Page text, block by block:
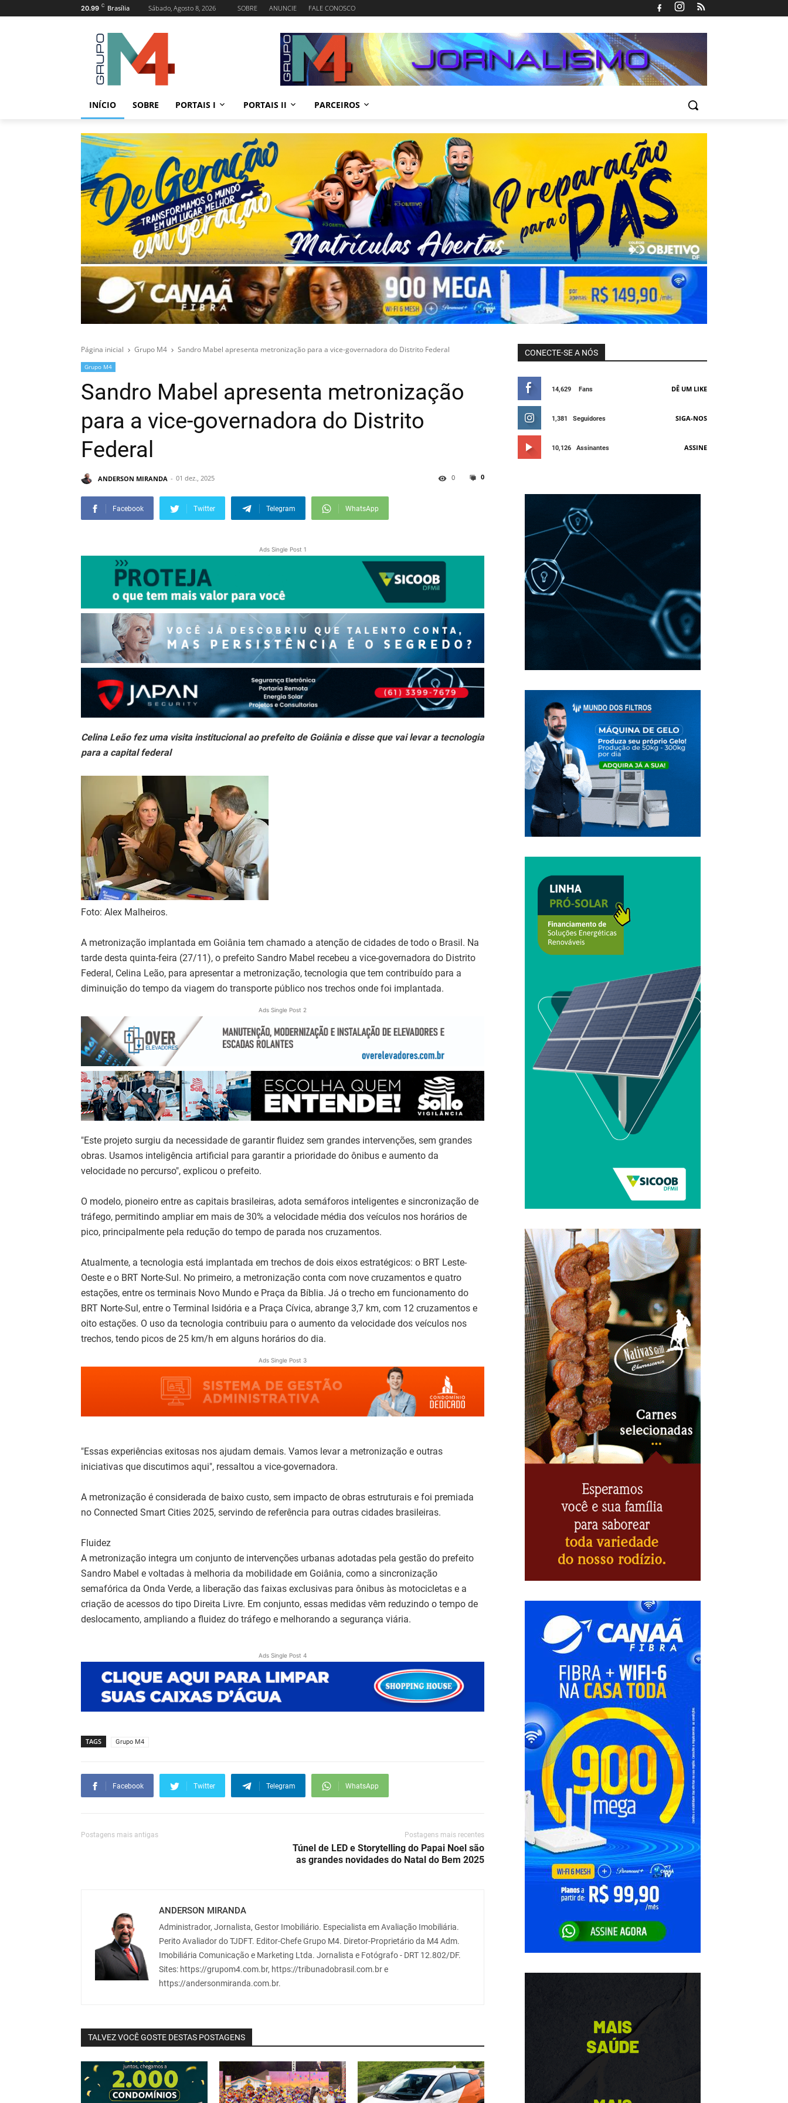
20.99 C Brasília Sábado, Agosto 8, 2026 SOBRE ANUNCIE FALE CONOSCO
INÍCIO SOBRE PORTAIS I PORTAIS II PARCEIROS
Página inicial Grupo M4 Sandro Mabel apresenta metronização para a vice-governadora do Distrito Federal
Grupo M4
Sandro Mabel apresenta metronização
para a vice-governadora do Distrito
Federal
ANDERSON MIRANDA 01 dez., 2025 0
0
Facebook Twitter Telegram WhatsApp
Ads Single Post 1
Celina Leão fez uma visita institucional ao prefeito de Goiânia e disse que vai levar a tecnologia
para a capital federal
Foto: Alex Malheiros.
A metronização implantada em Goiânia tem chamado a atenção de cidades de todo o Brasil. Na
tarde desta quinta-feira (27/11), o prefeito Sandro Mabel recebeu a vice-governadora do Distrito
Federal, Celina Leão, para apresentar a metronização, tecnologia que tem contribuído para a
diminuição do tempo da viagem do transporte público nos trechos onde foi implantada.
Ads Single Post 2
"Este projeto surgiu da necessidade de garantir fluidez sem grandes intervenções, sem grandes
obras. Usamos inteligência artificial para garantir a prioridade do ônibus e aumento da
velocidade no percurso", explicou o prefeito.
O modelo, pioneiro entre as capitais brasileiras, adota semáforos inteligentes e sincronização de
tráfego, permitindo ampliar em mais de 30% a velocidade média dos veículos nos horários de
pico, principalmente pela redução do tempo de parada nos cruzamentos.
Atualmente, a tecnologia está implantada em trechos de dois eixos estratégicos: o BRT Leste-
Oeste e o BRT Norte-Sul. No primeiro, a metronização conta com nove cruzamentos e quatro
estações, entre os terminais Novo Mundo e Praça da Bíblia. Já o trecho em funcionamento do
BRT Norte-Sul, entre o Terminal Isidória e a Praça Cívica, abrange 3,7 km, com 12 cruzamentos e
oito estações. O uso da tecnologia contribuiu para o aumento da velocidade dos veículos nos
trechos, tendo picos de 25 km/h em alguns horários do dia.
Ads Single Post 3
"Essas experiências exitosas nos ajudam demais. Vamos levar a metronização e outras
iniciativas que discutimos aqui", ressaltou a vice-governadora.
A metronização é considerada de baixo custo, sem impacto de obras estruturais e foi premiada
no Connected Smart Cities 2025, servindo de referência para outras cidades brasileiras.
Fluidez
A metronização integra um conjunto de intervenções urbanas adotadas pela gestão do prefeito
Sandro Mabel e voltadas à melhoria da mobilidade em Goiânia, como a sincronização
semafórica da Onda Verde, a liberação das faixas exclusivas para ônibus às motocicletas e a
criação de acessos do tipo Direita Livre. Em conjunto, essas medidas vêm reduzindo o tempo de
deslocamento, ampliando a fluidez do tráfego e melhorando a segurança viária.
Ads Single Post 4
TAGS Grupo M4
Facebook Twitter Telegram WhatsApp
Postagens mais antigas Postagens mais recentes
Túnel de LED e Storytelling do Papai Noel são
as grandes novidades do Natal do Bem 2025
ANDERSON MIRANDA
Administrador, Jornalista, Gestor Imobiliário. Especialista em Avaliação Imobiliária.
Perito Avaliador do TJDFT. Editor-Chefe Grupo M4. Diretor-Proprietário da M4 Adm.
Imobiliária Comunicação e Marketing Ltda. Jornalista e Fotógrafo - DRT 12.802/DF.
Sites: https://grupom4.com.br, https://tribunadobrasil.com.br e
https://andersonmiranda.com.br.
TALVEZ VOCÊ GOSTE DESTAS POSTAGENS
CONECTE-SE A NÓS
14,629 Fans DÊ UM LIKE
1,381 Seguidores SIGA-NOS
10,126 Assinantes ASSINE